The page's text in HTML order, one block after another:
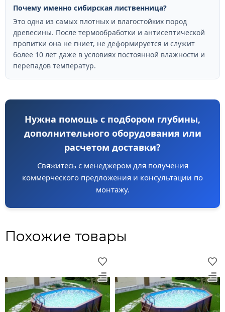
Почему именно сибирская лиственница?
Это одна из самых плотных и влагостойких пород
древесины. После термообработки и антисептической
пропитки она не гниет, не деформируется и служит
более 10 лет даже в условиях постоянной влажности и
перепадов температур.
Нужна помощь с подбором глубины,
дополнительного оборудования или
расчетом доставки?
Свяжитесь с менеджером для получения
коммерческого предложения и консультации по
монтажу.
Похожие товары